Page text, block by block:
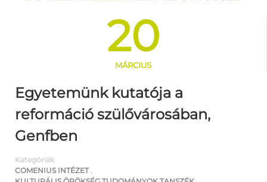
20
MÁRCIUS
Egyetemünk kutatója a
reformáció szülővárosában,
Genfben
Kategóriák
COMENIUS INTÉZET,